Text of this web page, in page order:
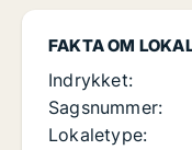
FAKTA OM
Indrykket:
Sagsnummer:
Lokaletype: